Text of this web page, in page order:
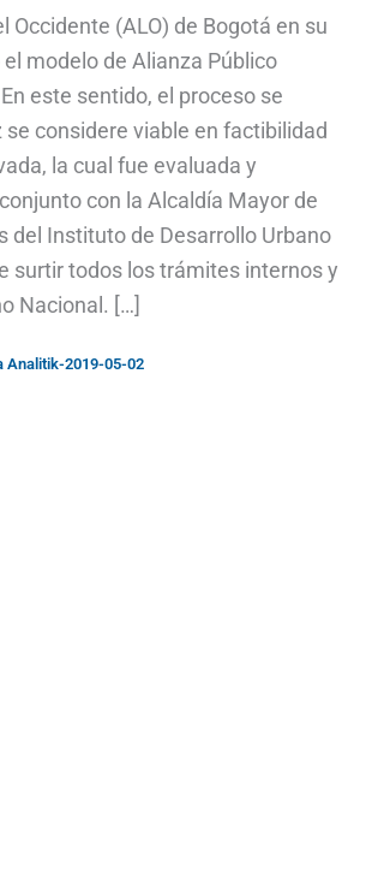
Occidente (ALO) de Bogotá en su
modelo de Alianza Público
este sentido, el proceso se
se considere viable en factibilidad
la cual fue evaluada y
con la Alcaldía Mayor de
del Instituto de Desarrollo Urbano
surtir todos los trámites internos y
Nacional. […]
Analitik-2019-05-02